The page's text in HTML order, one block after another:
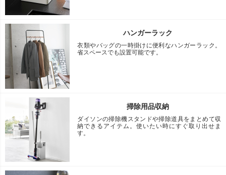
ハンガーラック
衣類やバッグの一時掛けに便利なハンガーラック。
省スペースでも設置可能です。
掃除用品収納
ダイソンの掃除機スタンドや掃除道具をまとめて収
納できるアイテム。使いたい時にすぐ取り出せま
す。